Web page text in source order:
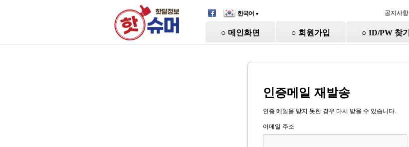
한국어 ▼ 공지사항
○ 메인화면 ○ 회원가입 ○ ID/PW 찾기
인증메일 재발송
인증 메일을 받지 못한 경우 다시 받을 수 있습니다.
이메일 주소